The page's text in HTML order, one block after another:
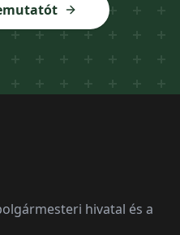
hivatal és a